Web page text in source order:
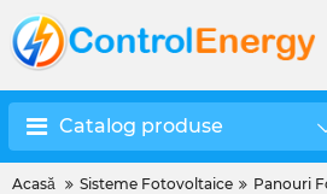
Catalog produse
Acasă Sisteme Fotovoltaice Panouri